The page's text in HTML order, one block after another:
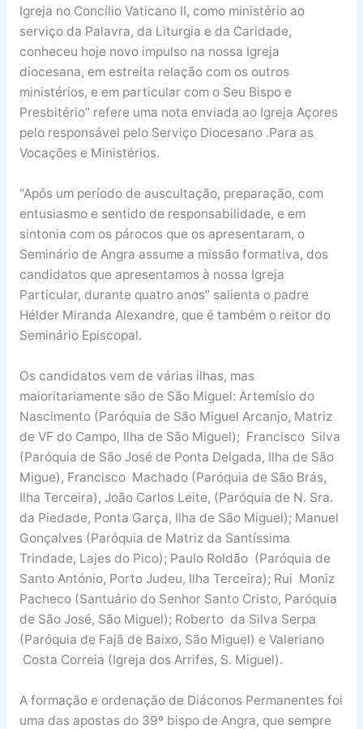
Igreja no Concílio Vaticano II, como ministério ao
serviço da Palavra, da Liturgia e da Caridade,
conheceu hoje novo impulso na nossa Igreja
diocesana, em estreita relação com os outros
ministérios, e em particular com o Seu Bispo e
Presbitério” refere uma nota enviada ao Igreja Açores
pelo responsável pelo Serviço Diocesano .Para as
Vocações e Ministérios.
“Após um período de auscultação, preparação, com
entusiasmo e sentido de responsabilidade, e em
sintonia com os párocos que os apresentaram, o
Seminário de Angra assume a missão formativa, dos
candidatos que apresentamos à nossa Igreja
Particular, durante quatro anos” salienta o padre
Hélder Miranda Alexandre, que é também o reitor do
Seminário Episcopal.
Os candidatos vem de várias ilhas, mas
maioritariamente são de São Miguel: Artemísio do
Nascimento (Paróquia de São Miguel Arcanjo, Matriz
de VF do Campo, Ilha de São Miguel); Francisco Silva
(Paróquia de São José de Ponta Delgada, Ilha de São
Migue), Francisco Machado (Paróquia de São Brás,
Ilha Terceira), João Carlos Leite, (Paróquia de N. Sra.
da Piedade, Ponta Garça, Ilha de São Miguel); Manuel
Gonçalves (Paróquia de Matriz da Santíssima
Trindade, Lajes do Pico); Paulo Roldão (Paróquia de
Santo António, Porto Judeu, Ilha Terceira); Rui Moniz
Pacheco (Santuário do Senhor Santo Cristo, Paróquia
de São José, São Miguel); Roberto da Silva Serpa
(Paróquia de Fajã de Baixo, São Miguel) e Valeriano
Costa Correia (Igreja dos Arrifes, S. Miguel).
A formação e ordenação de Diáconos Permanentes foi
uma das apostas do 39º bispo de Angra, que sempre